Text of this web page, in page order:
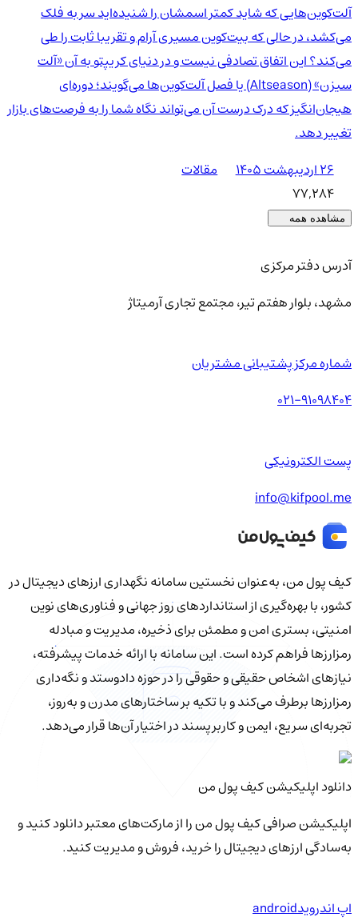
آلت‌کوین‌هایی که شاید کمتر اسمشان را شنیده‌اید سر به فلک
می‌کشد، در حالی که بیت‌کوین مسیری آرام و تقریبا ثابت را طی
می‌کند؟ این اتفاق تصادفی نیست و در دنیای کریپتو به آن «آلت
سیزن» (Altseason) یا فصل آلت‌کوین‌ها می‌گویند؛ دوره‌ای
هیجان‌انگیز که درک درست آن می‌تواند نگاه شما را به فرصت‌های بازار
تغییر دهد.
۲۶ اردیبهشت ۱۴۰۵
مقالات
77,284
مشاهده همه
آدرس دفتر مرکزی
مشهد، بلوار هفتم تیر، مجتمع تجاری آرمیتاژ
شماره مرکز پشتیبانی مشتریان
021-91098404
پست الکترونیکی
info@kifpool.me
کیف‌ پول من، به‌عنوان نخستین سامانه نگهداری ارزهای دیجیتال در
کشور، با بهره‌گیری از استانداردهای روز جهانی و فناوری‌های نوین
امنیتی، بستری امن و مطمئن برای ذخیره، مدیریت و مبادله
رمزارزها فراهم کرده است. این سامانه با ارائه خدمات پیشرفته،
نیازهای اشخاص حقیقی و حقوقی را در حوزه دادوستد و نگه‌داری
رمزارزها برطرف می‌کند و با تکیه بر ساختارهای مدرن و به‌روز،
تجربه‌ای سریع، ایمن و کاربرپسند در اختیار آن‌ها قرار می‌دهد.
دانلود اپلیکیشن کیف‌ پول من
اپلیکیشن صرافی کیف پول من را از مارکت‌های معتبر دانلود کنید و
به‌سادگی ارزهای دیجیتال را خرید، فروش و مدیریت کنید.
اپ اندرویدandroid